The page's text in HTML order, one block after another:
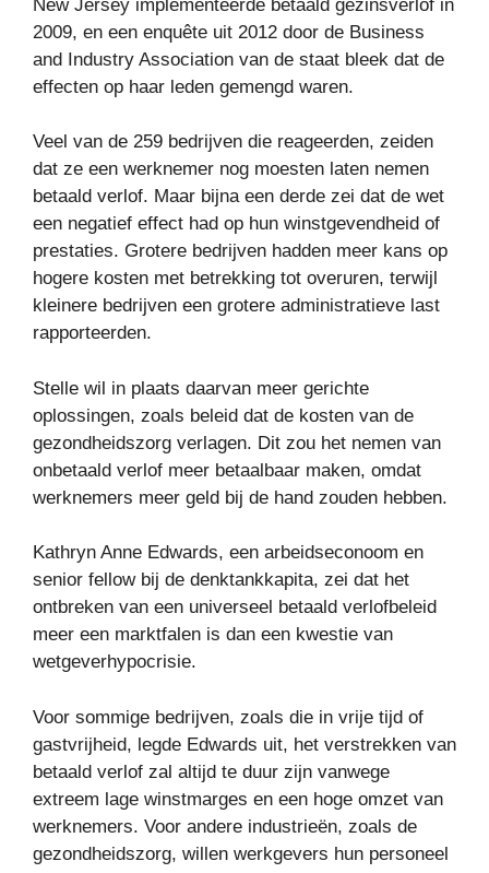
New Jersey implementeerde betaald gezinsverlof in
2009, en een enquête uit 2012 door de Business
and Industry Association van de staat bleek dat de
effecten op haar leden gemengd waren.
Veel van de 259 bedrijven die reageerden, zeiden
dat ze een werknemer nog moesten laten nemen
betaald verlof. Maar bijna een derde zei dat de wet
een negatief effect had op hun winstgevendheid of
prestaties. Grotere bedrijven hadden meer kans op
hogere kosten met betrekking tot overuren, terwijl
kleinere bedrijven een grotere administratieve last
rapporteerden.
Stelle wil in plaats daarvan meer gerichte
oplossingen, zoals beleid dat de kosten van de
gezondheidszorg verlagen. Dit zou het nemen van
onbetaald verlof meer betaalbaar maken, omdat
werknemers meer geld bij de hand zouden hebben.
Kathryn Anne Edwards, een arbeidseconoom en
senior fellow bij de denktankkapita, zei dat het
ontbreken van een universeel betaald verlofbeleid
meer een marktfalen is dan een kwestie van
wetgeverhypocrisie.
Voor sommige bedrijven, zoals die in vrije tijd of
gastvrijheid, legde Edwards uit, het verstrekken van
betaald verlof zal altijd te duur zijn vanwege
extreem lage winstmarges en een hoge omzet van
werknemers. Voor andere industrieën, zoals de
gezondheidszorg, willen werkgevers hun personeel